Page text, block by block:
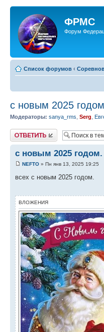
ФРМС
Форум
Список форумов ‹
с новым 2025
Модераторы: sanya_rms Serg
Ответить
с новым 2025 годом.
NEFTO » Пн янв 13, 2025 19:25
всех с новым 2025 годом.
ВЛОЖЕНИЯ